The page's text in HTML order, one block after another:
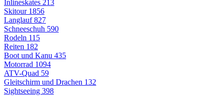
Inlineskates 213
Skitour 1856
Langlauf827
Schneeschuh 590
Rodeln 115
Reiten 182
Boot und Kanu 435
Motorrad 1094
ATV-Quad 59
Gleitschirm und Drachen 132
Sightseeing 398